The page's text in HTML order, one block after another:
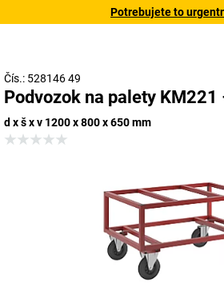
Potrebujete to
Čís.: 528146 49
Podvozok na palety
d x š x v 1200 x 800 x 650 mm